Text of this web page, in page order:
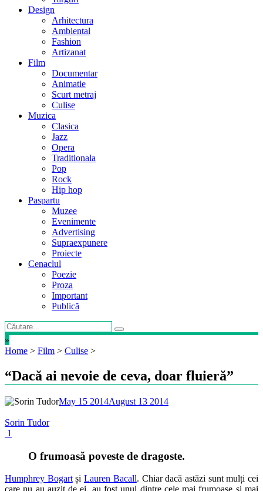
Design
Arhitectura
Ambiental
Fashion
Artizanat
Film
Documentar
Animatie
Scurt metraj
Culise
Muzica
Clasica
Jazz
Opera
Traditionala
Pop
Rock
Hip hop
Paspartu
Muzee
Evenimente
Advertising
Supraexpunere
Proiecte
Cenaclul
Poezie
Proza
Important
Publică
»
Home > Film > Culise >
“Dacă ai nevoie de ceva, doar fluieră”
May 15 2014August 13 2014
Sorin Tudor
1
O frumoasă poveste de dragoste.
Humphrey BogartșiLauren Bacall. Chiar dacă astăzi sunt mulți cei